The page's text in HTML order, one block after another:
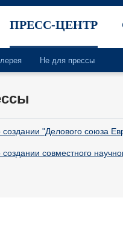
ПРЕСС-ЦЕНТР
Не для прессы
"Делового союза
создании совместного